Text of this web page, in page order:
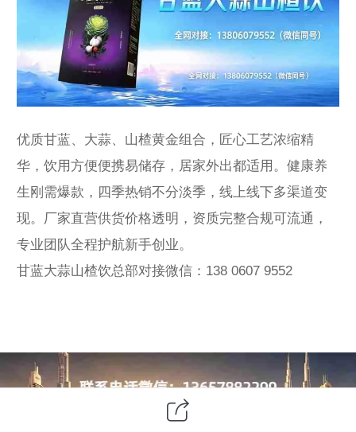
优质甘蓝、大蒜、山楂黄金组合，匠心工艺浓缩精
华，饮用方便便携易储存，居家外出都适用。健康养
生刚需爆款，四季热销不分淡季，线上线下多渠道变
现。厂家直营供货价格透明，资质完整合规可流通，
专业团队全程护航新手创业。
甘蓝大蒜山楂饮总部对接微信：138 0607 9552